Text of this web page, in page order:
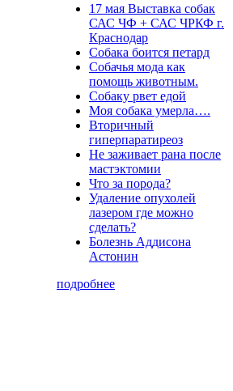
17 мая Выставка собак
САС ЧФ + САС ЧРКФ г.
Краснодар
Собака боится петард
Собачья мода как
помощь животным.
Собаку рвет едой
Моя собака умерла….
Вторичный
гиперпаратиреоз
Не заживает рана после
мастэктомии
Что за порода?
Удаление опухолей
лазером где можно
сделать?
Болезнь Аддисона
Астонин
подробнее